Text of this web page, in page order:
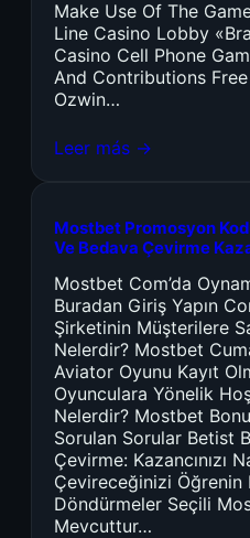
Make Use Of The
Line Casino Lobby
Casino Cell Phone
And Contributions
Ozwin…
Leer más →
Mostbet Promosyon
Ve Bedava Çevirme
Mostbet Com’da
Buradan Giriş Yapın
Şirketinin Müşterilere
Nelerdir? Mostbet
Aviator Oyunu Kayıt
Oyunculara Yönelik
Nelerdir? Mostbet
Sorulan Sorular Betist
Çevirme: Kazancınızı
Çevireceğinizi Öğrenin
Döndürmeler Seçili
Mevcuttur…